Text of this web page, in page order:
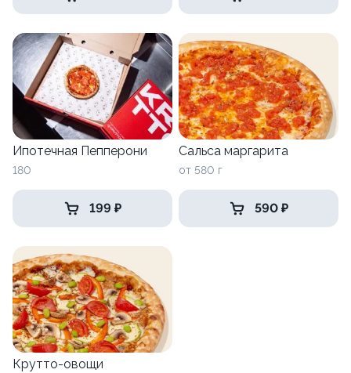
Ипотечная Пепперони
180
199 ₽
Сальса маргарита
от 580 г
590 ₽
Крутто-овощи